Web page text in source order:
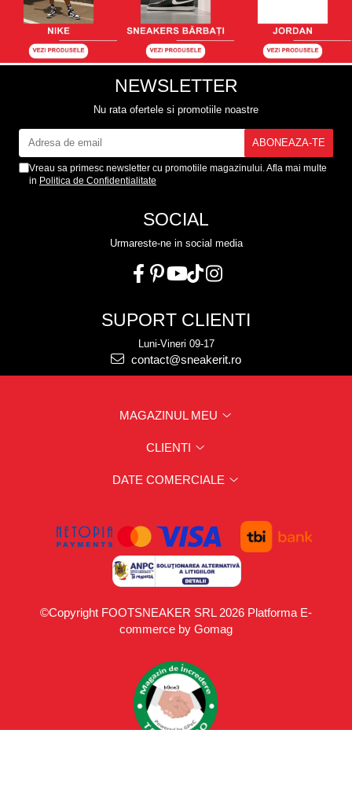
NEWSLETTER
Nu rata ofertele si promotiile noastre
Vreau sa primesc newsletter cu promotiile magazinului. Afla mai multe
in Politica de Confidentialitate
SOCIAL
Urmareste-ne in social media
SUPORT CLIENTI
Luni-Vineri 09-17
contact@sneakerit.ro
MAGAZINUL MEU
CLIENTI
DATE COMERCIALE
©Copyright FOOTSNEAKER SRL 2026 Platforma E-
commerce by Gomag